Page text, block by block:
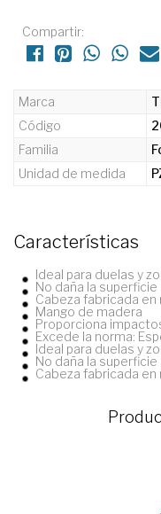
Compartir:
Marca
Código
Familia
Unidad de medida
Características
Ideal para duelas y
No daña la superficie
Cabeza fabricada en
Mango de madera
Proporciona
Excede la norma:
Ideal para duelas y
No daña la superficie
Cabeza fabricada en